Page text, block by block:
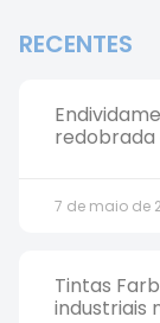
RECENTES
redobrada
7 de maio de
Tintas
industriais